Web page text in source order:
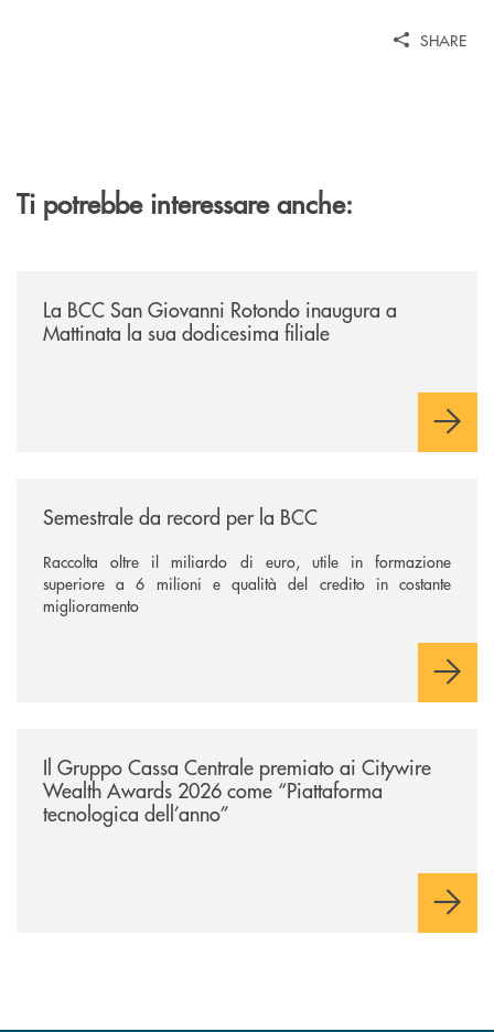
SHARE
Ti potrebbe interessare anche:
La BCC San Giovanni Rotondo inaugura a
Mattinata la sua dodicesima filiale
Semestrale da record per la BCC
Raccolta oltre il miliardo di euro, utile in formazione
superiore a 6 milioni e qualità del credito in costante
miglioramento
Il Gruppo Cassa Centrale premiato ai Citywire
Wealth Awards 2026 come “Piattaforma
tecnologica dell’anno”